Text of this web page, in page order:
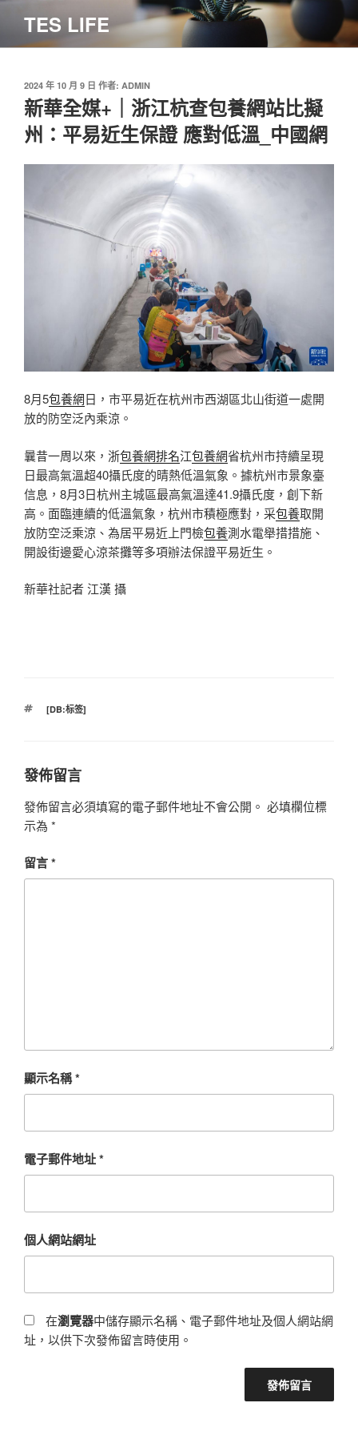
主
TES LIFE
發
佈
於
2024 年 10 月 9 日 作者: ADMIN
新華全媒+｜浙江杭查包養網站比擬
州：平易近生保證 應對低溫_中國網
8月5包養網日，市平易近在杭州市西湖區北山街道一處開
放的防空泛內乘涼。
曩昔一周以來，浙包養網排名江包養網省杭州市持續呈現
日最高氣溫超40攝氏度的晴熱低溫氣象。據杭州市景象臺
信息，8月3日杭州主城區最高氣溫達41.9攝氏度，創下新
高。面臨連續的低溫氣象，杭州市積極應對，采包養取開
放防空泛乘涼、為居平易近上門檢包養測水電舉措措施、
開設街邊愛心涼茶攤等多項辦法保證平易近生。
新華社記者 江漢 攝
標
[DB:标签]
發佈留言
發佈留言必須填寫的電子郵件地址不會公開。 必填欄位標
示為 *
留言*
顯示名稱*
電子郵件地址*
個人網站網址
在瀏覽器中儲存顯示名稱、電子郵件地址及個人網站網
址，以供下次發佈留言時使用。